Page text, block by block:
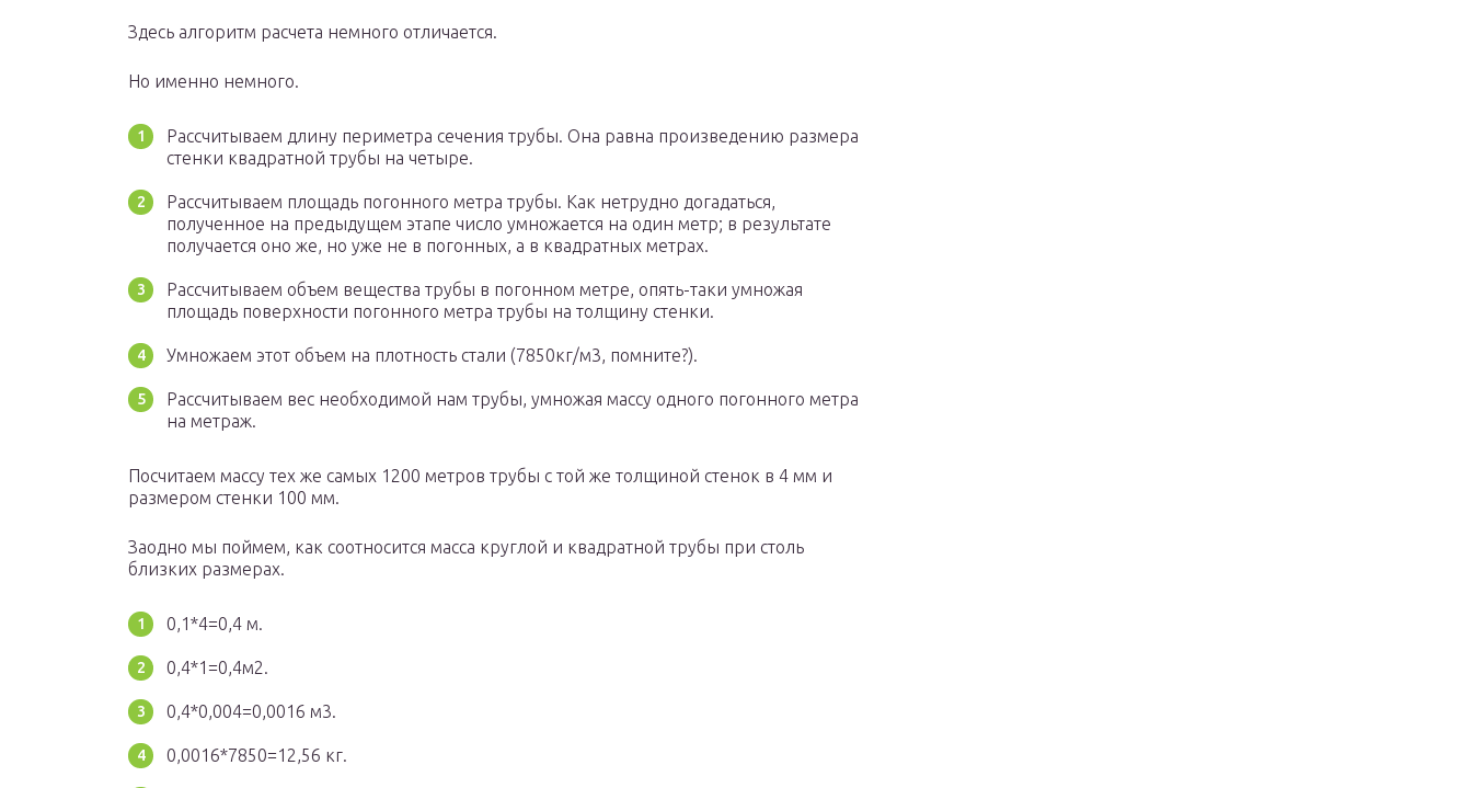
Здесь алгоритм расчета немного отличается.
Но именно немного.
Рассчитываем длину периметра сечения трубы. Она равна произведению размера
стенки квадратной трубы на четыре.
Рассчитываем площадь погонного метра трубы. Как нетрудно догадаться,
полученное на предыдущем этапе число умножается на один метр; в результате
получается оно же, но уже не в погонных, а в квадратных метрах.
Рассчитываем объем вещества трубы в погонном метре, опять-таки умножая
площадь поверхности погонного метра трубы на толщину стенки.
Умножаем этот объем на плотность стали (7850кг/м3, помните?).
Рассчитываем вес необходимой нам трубы, умножая массу одного погонного метра
на метраж.
Посчитаем массу тех же самых 1200 метров трубы с той же толщиной стенок в 4 мм и
размером стенки 100 мм.
Заодно мы поймем, как соотносится масса круглой и квадратной трубы при столь
близких размерах.
0,1*4=0,4 м.
0,4*1=0,4м2.
0,4*0,004=0,0016 м3.
0,0016*7850=12,56 кг.